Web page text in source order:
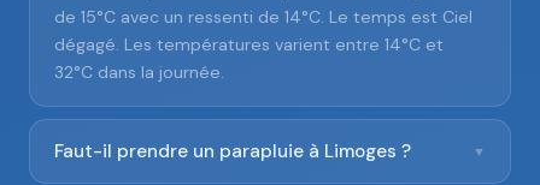
de 15°C avec un ressenti de 14°C. Le temps est Ciel
dégagé. Les températures varient entre 14°C et
32°C dans la journée.
Faut-il prendre un parapluie à Limoges ? ▼